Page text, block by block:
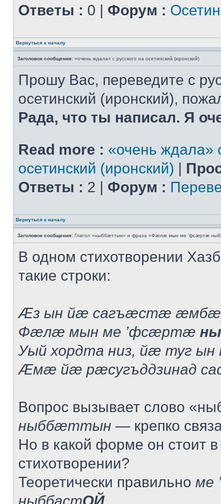
Ответы : 0 | Форум :
Вернуться к началу
Заголовок сообщения: «очень ждала» с русского на осетинский (иронский)
Прошу Вас, переведите с
осетинский (иронский),
Рада, что ты написал. Я
Read more : «очень ждала»
осетинский (иронский) |
Ответы : 2 | Форум :
Вернуться к началу
Заголовок сообщения: Глагол «ныббæттын» и фраза «Фæлæ мын ме ’фсæртæ
В одном стихотворении
такие строки:
Æз ын йæ сагъæстæ
Фæлæ мын ме ’фсæртæ
Уый хордта низ, йæ туг ын
Æмæ йæ рæсугъддзинад
Вопрос вызывает слово
ныббæттын — крепко
Но в какой форме он стоит
стихотворении?
Теоретически правильно ме